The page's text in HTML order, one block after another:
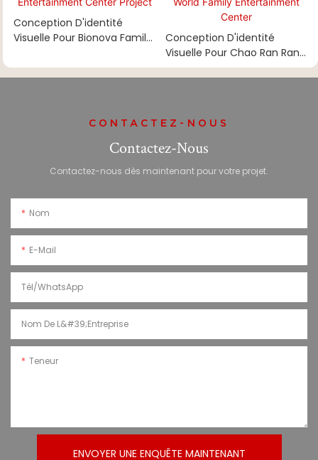
Conception D'identité
Visuelle Pour Bionova Family
Project
Conception D'identité
Visuelle Pour Chao Ran Ran
World Family Entertainment
CONTACTEZ-NOUS
Contactez-Nous
Contactez-nous dès maintenant pour votre projet.
Nom
E-Mail
Tél/WhatsApp
Nom De L&#39;entreprise
Teneur
ENVOYER UNE ENQUÊTE MAINTENANT